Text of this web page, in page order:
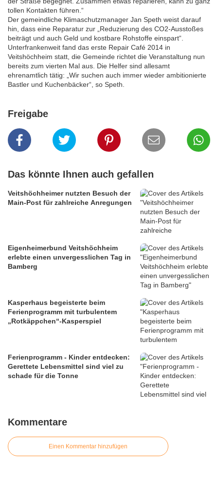
tollen Kontakten führen.“
Der gemeindliche Klimaschutzmanager Jan Speth weist darauf
hin, dass eine Reparatur zur „Reduzierung des CO2-Ausstoßes
beiträgt und auch Geld und kostbare Rohstoffe einspart“.
Unterfrankenweit fand das erste Repair Café 2014 in
Veitshöchheim statt, die Gemeinde richtet die Veranstaltung nun
bereits zum vierten Mal aus. Die Helfer sind allesamt
ehrenamtlich tätig: „Wir suchen auch immer wieder ambitionierte
Bastler und Kuchenbäcker“, so Speth.
Freigabe
Das könnte Ihnen auch gefallen
Veitshöchheimer nutzten Besuch der
Main-Post für zahlreiche Anregungen
Eigenheimerbund Veitshöchheim
erlebte einen unvergesslichen Tag in
Bamberg
Kasperhaus begeisterte beim
Ferienprogramm mit turbulentem
„Rotkäppchen“-Kasperspiel
Ferienprogramm - Kinder entdecken:
Gerettete Lebensmittel sind viel zu
schade für die Tonne
Kommentare
Einen Kommentar hinzufügen